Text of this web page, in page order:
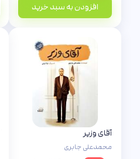
افزودن به سبد خرید
آقای وزیر
محمدعلی جابری